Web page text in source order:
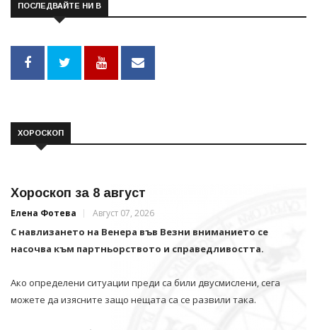
ПОСЛЕДВАЙТЕ НИ В
ХОРОСКОП
Хороскоп за 8 август
Елена Фотева Август 07, 2026
С навлизането на Венера във Везни вниманието се
насочва към партньорството и справедливостта.
Ако определени ситуации преди са били двусмислени, сега
можете да изясните защо нещата са се развили така.